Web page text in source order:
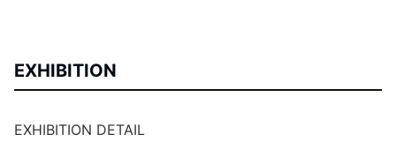
EXHIBITION
EXHIBITION DETAIL